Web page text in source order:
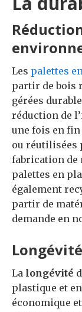
Les palettes
partir de bois
gérées
réduction de
une fois en fin
ou réutilisées
fabrication de
palettes en
également
partir de
demande en
La longévité
plastique et
économique